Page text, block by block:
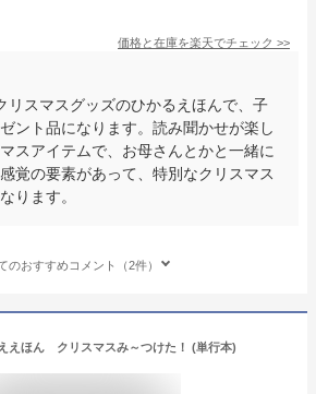
価格と在庫を楽天でチェック >>
リスマスグッズのひかるえほんで、子
ント品になります。読み聞かせが楽し
スアイテムで、お母さんとかと一緒に
覚の要素があって、特別なクリスマス
ります。
のおすすめコメント（2件）
えほん クリスマスみ～つけた！ (単行本)